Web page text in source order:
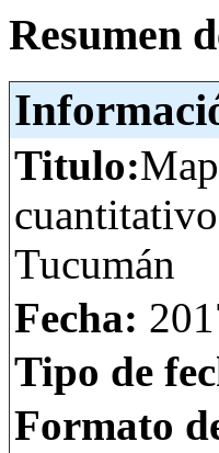
Resumen
Titulo:
Tucumán
Fecha:
Tipo de
Formato